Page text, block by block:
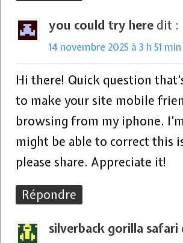
you could try here dit :
14 novembre 2025 à 3 h 51 min
Hi there! Quick question
to make your site mobile
browsing from my iphone.
might be able to correct this
please share. Appreciate it!
Répondre
silverback gorilla safari